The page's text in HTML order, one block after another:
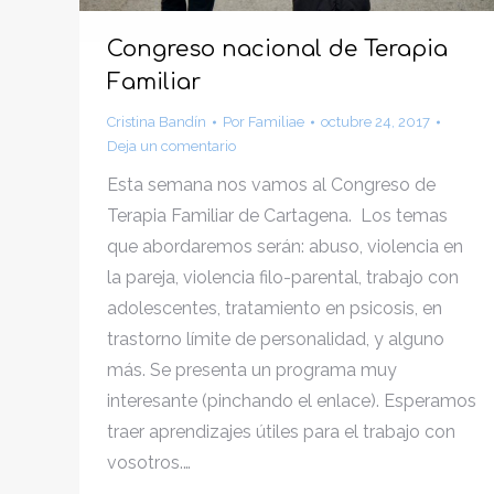
Congreso nacional de Terapia
Familiar
Cristina Bandín Por Familiae
octubre 24, 2017
Deja un comentario
Esta semana nos vamos al Congreso de
Terapia Familiar de Cartagena. Los temas
que abordaremos serán: abuso, violencia en
la pareja, violencia filo-parental, trabajo con
adolescentes, tratamiento en psicosis, en
trastorno límite de personalidad, y alguno
más. Se presenta un programa muy
interesante (pinchando el enlace). Esperamos
traer aprendizajes útiles para el trabajo con
vosotros.…